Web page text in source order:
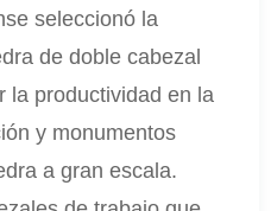
seleccionó la
de doble cabezal
la productividad en la
y monumentos
a gran escala.